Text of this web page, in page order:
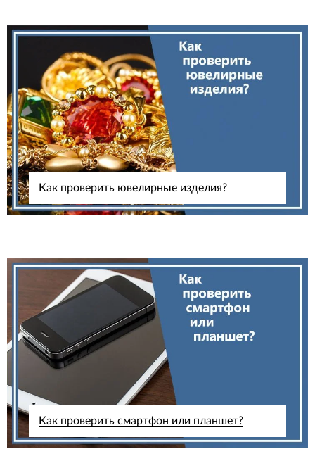
Как проверить ювелирные изделия?
Как проверить смартфон или планшет?